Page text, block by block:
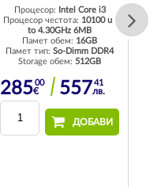
Процесор:
Intel Core i3
Процесор честота: 10100 up
to 4.30GHz 6MB
Памет обем: 16GB
Памет тип: So-Dimm DDR4
Storage обем: 512GB
28500
€ 55741
лв.
ДОБАВИ